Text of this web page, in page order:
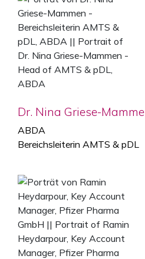
Dr. Nina Griese-
ABDA
Bereichsleiterin AMTS & pDL